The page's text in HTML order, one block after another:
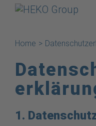
Home >
1.